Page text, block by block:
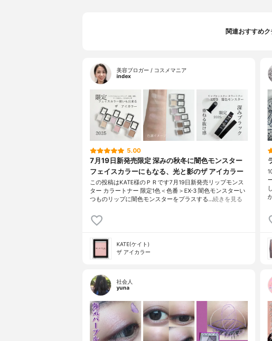
関連おすすめク
美容ブロガー / コスメマニア
index
5.00
7月19日新発売限定 深みの秋冬に闇色モンスター
フェイスカラーにもなる、光と影のザ アイカラー
この投稿はKATE様のＰＲです7月19日新発売リップモンス
ター カラートナー 限定1色＜色番＞EX-3 闇色モンスターい
つものリップに闇色モンスターをプラスする…続きを見る
KATE(ケイト)
ザ アイカラー
社会人
yuna